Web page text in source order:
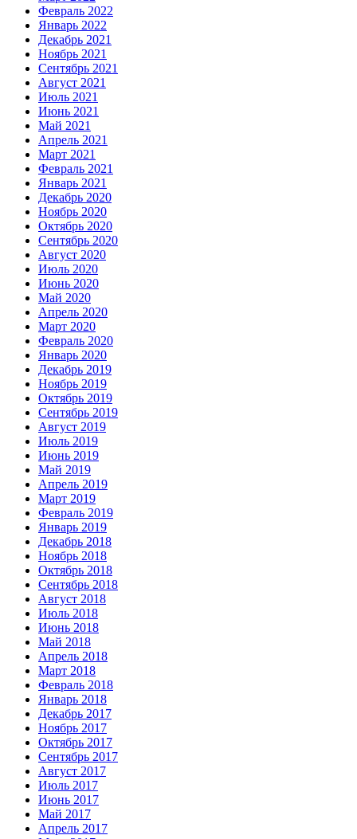
Февраль 2022
Январь 2022
Декабрь 2021
Ноябрь 2021
Сентябрь 2021
Август 2021
Июль 2021
Июнь 2021
Май 2021
Апрель 2021
Март 2021
Февраль 2021
Январь 2021
Декабрь 2020
Ноябрь 2020
Октябрь 2020
Сентябрь 2020
Август 2020
Июль 2020
Июнь 2020
Май 2020
Апрель 2020
Март 2020
Февраль 2020
Январь 2020
Декабрь 2019
Ноябрь 2019
Октябрь 2019
Сентябрь 2019
Август 2019
Июль 2019
Июнь 2019
Май 2019
Апрель 2019
Март 2019
Февраль 2019
Январь 2019
Декабрь 2018
Ноябрь 2018
Октябрь 2018
Сентябрь 2018
Август 2018
Июль 2018
Июнь 2018
Май 2018
Апрель 2018
Март 2018
Февраль 2018
Январь 2018
Декабрь 2017
Ноябрь 2017
Октябрь 2017
Сентябрь 2017
Август 2017
Июль 2017
Июнь 2017
Май 2017
Апрель 2017